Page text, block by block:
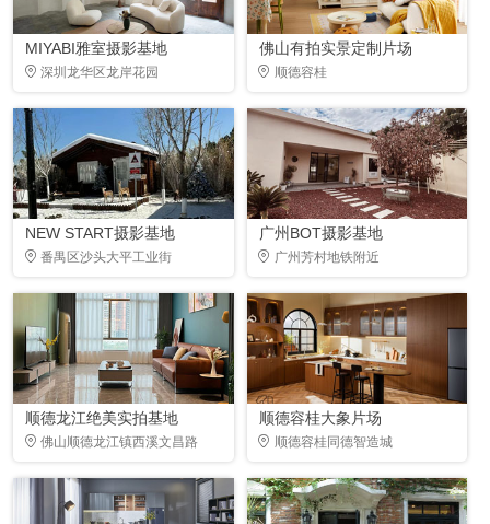
MIYABI雅室摄影基地
深圳龙华区龙岸花园
佛山有拍实景定制片场
顺德容桂
NEW START摄影基地
番禺区沙头大平工业街
广州BOT摄影基地
广州芳村地铁附近
顺德龙江绝美实拍基地
佛山顺德龙江镇西溪文昌路
顺德容桂大象片场
顺德容桂同德智造城